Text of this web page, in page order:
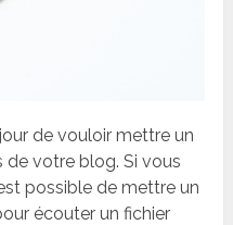
de vouloir mettre un
de votre blog. Si vous
possible de mettre un
écouter un fichier